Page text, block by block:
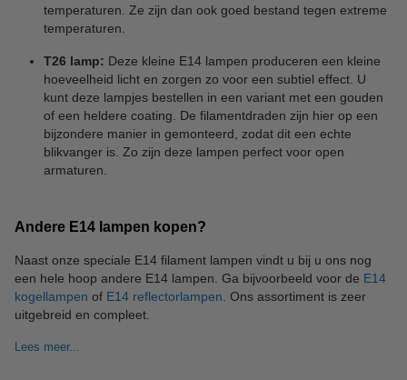
temperaturen. Ze zijn dan ook goed bestand tegen extreme
temperaturen.
T26 lamp: Deze kleine E14 lampen produceren een kleine
hoeveelheid licht en zorgen zo voor een subtiel effect. U
kunt deze lampjes bestellen in een variant met een gouden
of een heldere coating. De filamentdraden zijn hier op een
bijzondere manier in gemonteerd, zodat dit een echte
blikvanger is. Zo zijn deze lampen perfect voor open
armaturen.
Andere E14 lampen kopen?
Naast onze speciale E14 filament lampen vindt u bij u ons nog
een hele hoop andere E14 lampen. Ga bijvoorbeeld voor de E14
kogellampen of E14 reflectorlampen . Ons assortiment is zeer
uitgebreid en compleet.
Lees meer...